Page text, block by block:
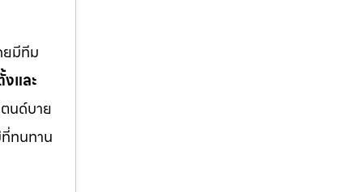
ยมีทีม
และ
นด์บาย
ทนทาน